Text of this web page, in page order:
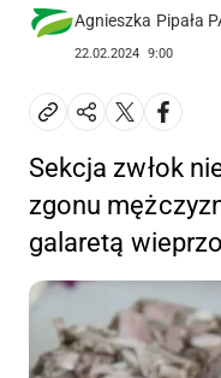
Agnieszka Pipała
22.02.2024 9:00
Sekcja zwłok
zgonu
galaretą